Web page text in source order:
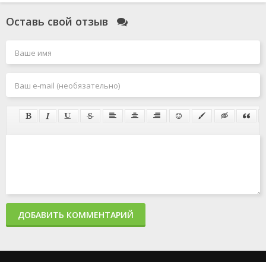
Оставь свой отзыв
ДОБАВИТЬ КОММЕНТАРИЙ